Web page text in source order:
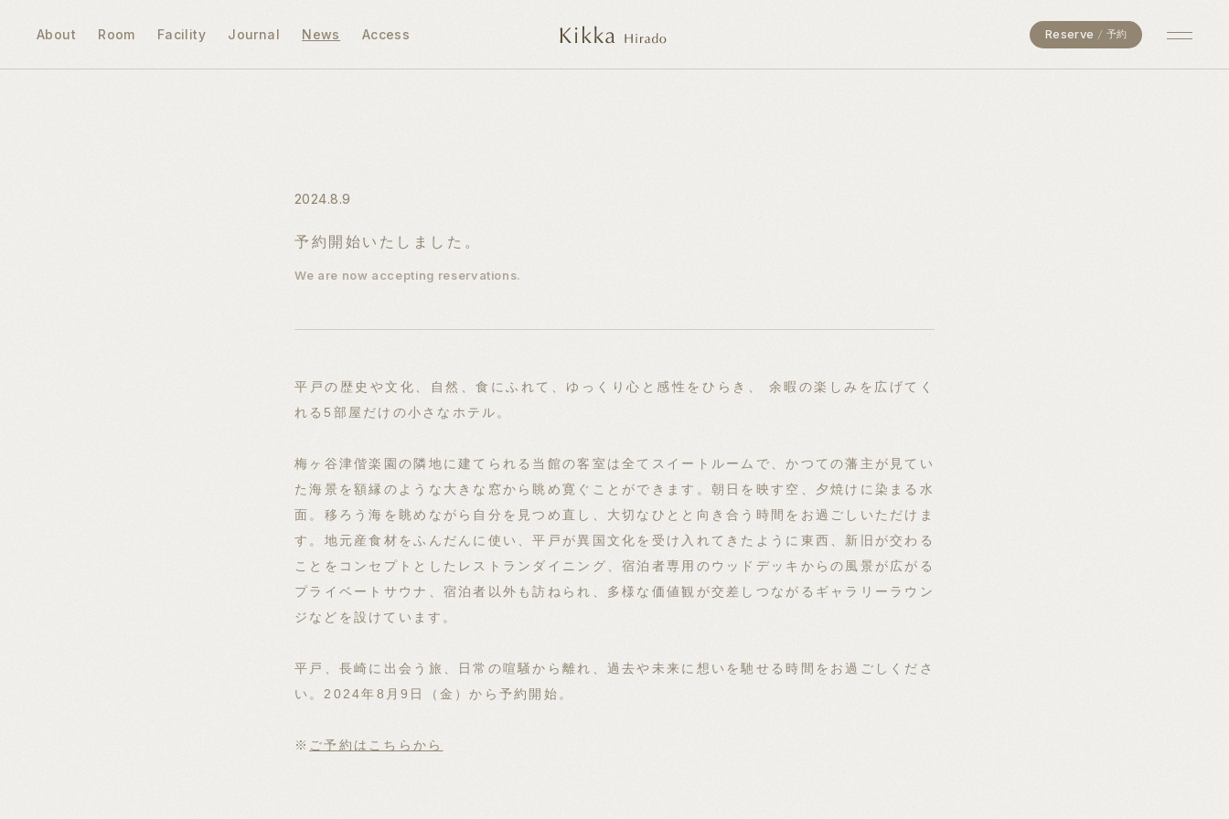
About Room Facility Journal News Access Reserve 予約
2024.8.9
予約開始いたしました。
We are now accepting reservations.
平戸の歴史や⽂化、⾃然、⾷にふれて、ゆっくり⼼と感性をひらき、 余暇の楽しみを広げてく
れる5部屋だけの小さなホテル。
梅ヶ谷津偕楽園の隣地に建てられる当館の客室は全てスイートルームで、かつての藩主が見てい
た海景を額縁のような大きな窓から眺め寛ぐことができます。朝日を映す空、夕焼けに染まる水
面。移ろう海を眺めながら自分を見つめ直し、大切なひとと向き合う時間をお過ごしいただけま
す。地元産食材をふんだんに使い、平戸が異国文化を受け入れてきたように東西、新旧が交わる
ことをコンセプトとしたレストランダイニング、宿泊者専用のウッドデッキからの風景が広がる
プライベートサウナ、宿泊者以外も訪ねられ、多様な価値観が交差しつながるギャラリーラウン
ジなどを設けています。
平戸、長崎に出会う旅、日常の喧騒から離れ、過去や未来に想いを馳せる時間をお過ごしくださ
い。2024年8月9日（金）から予約開始。
※ ご予約はこちらから